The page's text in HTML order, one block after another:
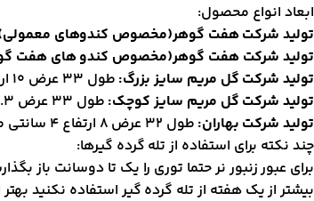
ابعاد انواع محصول:
تولید شرکت هفت گوهر(مخصوص کندوهای
تولید شرکت هفت گوهر(مخصوص کندو های هفت
تولید شرکت گل مریم سایز بزرگ: طول 33 عرض 10 ارتفاع 4.5 سانتی متر
تولید شرکت گل مریم سایز کوچک: طول 33 عرض 7.3 ارتفاع 4 سانتی متر
تولید شرکت بهاران: طول 32 عرض 8 ارتفاع 4 سانتی متر
چند نکته برای استفاده از تله گرده گیر‌ها:
برای عبور زنبور نر حتما توری را یک تا دوسانت باز
بیشتر از یک هفته از تله گرده گیر استفاده نکنید